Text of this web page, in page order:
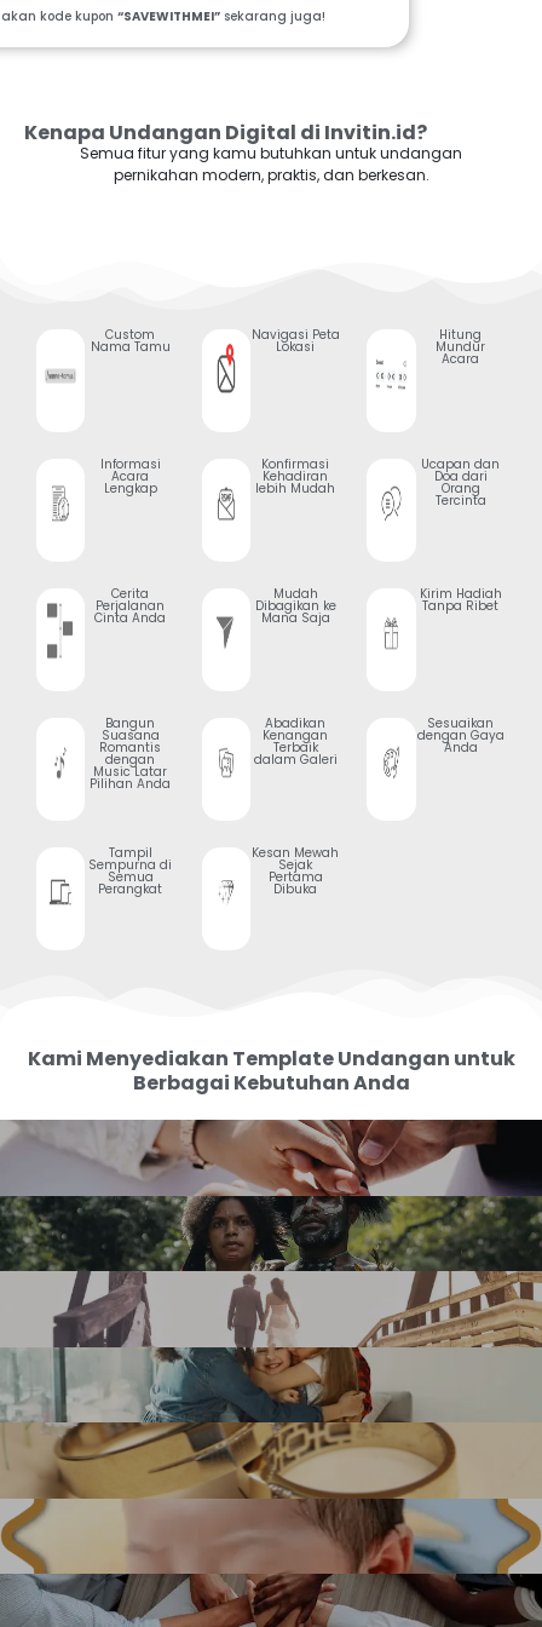
kode kupon “SAVEWITHMEI” sekarang juga!
Kenapa Undangan Digital di Invitin.id?
Semua fitur yang kamu butuhkan untuk undangan
pernikahan modern, praktis, dan berkesan.
Custom
Nama Tamu
Navigasi Peta
Lokasi
Hitung
Mundur
Acara
Informasi
Acara
Lengkap
Konfirmasi
Kehadiran
lebih Mudah
Ucapan dan
Doa dari
Orang
Tercinta
Cerita
Perjalanan
Cinta Anda
Mudah
Dibagikan ke
Mana Saja
Kirim Hadiah
Tanpa Ribet
Bangun
Suasana
Romantis
dengan
Music Latar
Pilihan Anda
Abadikan
Kenangan
Terbaik
dalam Galeri
Sesuaikan
dengan Gaya
Anda
Tampil
Sempurna di
Semua
Perangkat
Kesan Mewah
Sejak
Pertama
Dibuka
Kami Menyediakan Template Undangan untuk
Berbagai Kebutuhan Anda